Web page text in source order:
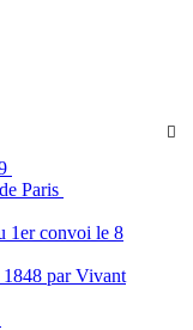

Paris
1er convoi le 8
par Vivant